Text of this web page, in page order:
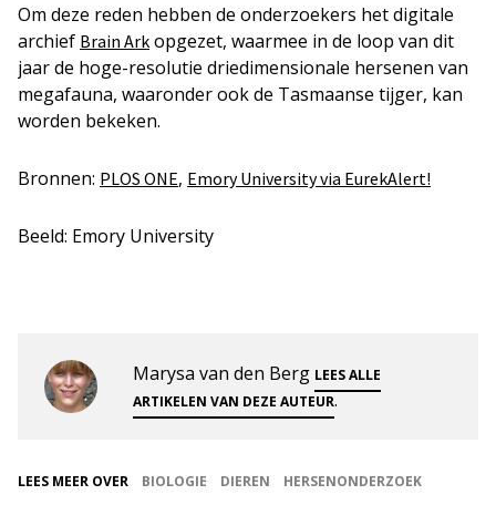
Om deze reden hebben de onderzoekers het digitale
archief Brain Ark opgezet, waarmee in de loop van dit
jaar de hoge-resolutie driedimensionale hersenen van
megafauna, waaronder ook de Tasmaanse tijger, kan
worden bekeken.
Bronnen: PLOS ONE, Emory University via EurekAlert!
Beeld: Emory University
Marysa van den Berg LEES ALLE
ARTIKELEN VAN DEZE AUTEUR.
LEES MEER OVER BIOLOGIE DIEREN
HERSENONDERZOEK